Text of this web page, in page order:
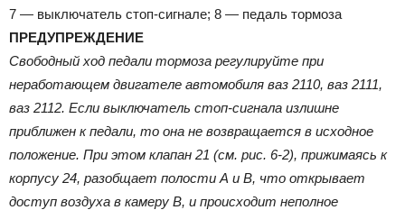
7 — выключатель стоп-сигнале; 8 — педаль тормоза
ПРЕДУПРЕЖДЕНИЕ
Свободный ход педали тормоза регулируйте при
неработающем двигателе автомобиля ваз 2110, ваз 2111,
ваз 2112. Если выключатель стоп-сигнала излишне
приближен к педали, то она не возвращается в исходное
положение. При этом клапан 21 (см. рис. 6-2), прижимаясь к
корпусу 24, разобщает полости А и В, что открывает
доступ воздуха в камеру В, и происходит неполное